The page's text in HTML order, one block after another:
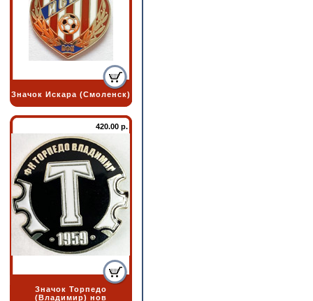
Значок Искара (Смоленск)
420.00 р.
Значок Торпедо
(Владимир) нов